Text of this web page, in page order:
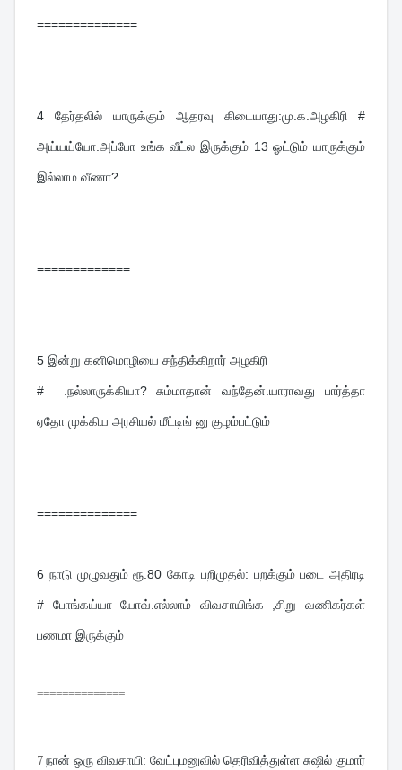
==============
4 தேர்தலில் யாருக்கும் ஆதரவு கிடையாது:மு.க.அழகிரி #
அய்யய்யோ.அப்போ உங்க வீட்ல இருக்கும் 13 ஓட்டும் யாருக்கும்
இல்லாம வீணா?
=============
5 இன்று கனிமொழியை சந்திக்கிறார் அழகிரி
#  .நல்லாருக்கியா? சும்மாதான் வந்தேன்.யாராவது பார்த்தா
ஏதோ முக்கிய அரசியல் மீட்டிங் னு குழம்பட்டும்
==============
6 நாடு முழுவதும் ரூ.80 கோடி பறிமுதல்: பறக்கும் படை அதிரடி
# போங்கய்யா யோவ்.எல்லாம் விவசாயிங்க ,சிறு வணிகர்கள்
பணமா இருக்கும்
==============
7நான் ஒரு விவசாயி: வேட்புமனுவில் தெரிவித்துள்ள சுஷில் குமார்